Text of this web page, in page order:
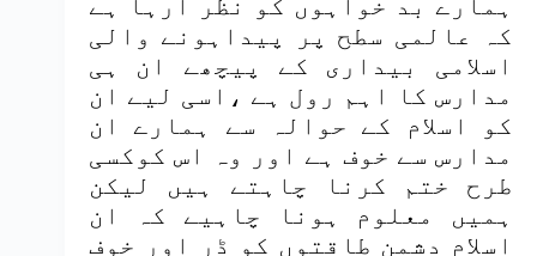
ہمارے بد خواہوں کو نظر آرہا ہے
کہ عالمی سطح پر پیداہونے والی
اسلامی بیداری کے پیچھے ان ہی
مدارس کا اہم رول ہے ،اسی لیے ان
کو اسلام کے حوالہ سے ہمارے ان
مدارس سے خوف ہے اور وہ اس کوکسی
طرح ختم کرنا چاہتے ہیں لیکن
ہمیں معلوم ہونا چاہیے کہ ان
اسلام دشمن طاقتوں کو ڈر اور خوف